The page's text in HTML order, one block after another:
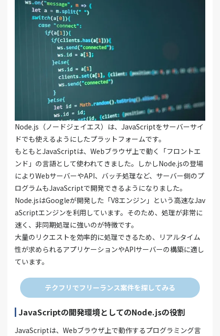
Node.js（ノードジェイエス）は、JavaScriptをサーバーサイ
ドでも使えるようにしたプラットフォームです。
もともとJavaScriptは、Webブラウザ上で動く「フロントエ
ンド」の言語として使われてきました。しかしNode.jsの登場
によりWebサーバーやAPI、バッチ処理など、サーバー側のプ
ログラムもJavaScriptで開発できるようになりました。
Node.jsはGoogleが開発した「V8エンジン」という高速なJav
aScriptエンジンを利用しています。そのため、処理が非常に
速く、非同期処理に強いのが特徴です。
大量のリクエストを効率的に処理できるため、リアルタイム
性が求められるアプリケーションやAPIサーバーの構築に適し
ています。
テクフリでフリーランス案件を探してみる
JavaScriptの開発環境としてのNode.jsの役割
JavaScriptは、Webブラウザ上で動作するプログラミング言